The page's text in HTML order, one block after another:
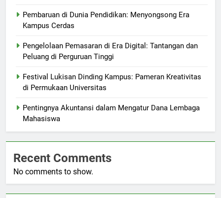
Pembaruan di Dunia Pendidikan: Menyongsong Era
Kampus Cerdas
Pengelolaan Pemasaran di Era Digital: Tantangan dan
Peluang di Perguruan Tinggi
Festival Lukisan Dinding Kampus: Pameran Kreativitas
di Permukaan Universitas
Pentingnya Akuntansi dalam Mengatur Dana Lembaga
Mahasiswa
Recent Comments
No comments to show.